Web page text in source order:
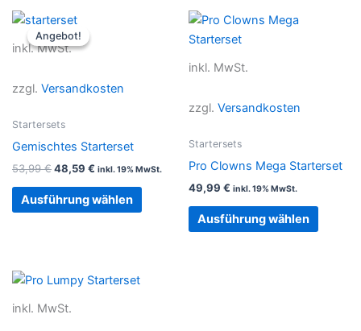
Angebot!
Angebot!
inkl. MwSt.
zzgl. Versandkosten
Startersets
Gemischtes Starterset
53,99€
Ursprünglicher
Preis
war:
48,59 € inkl. 19% MwSt.
Ausführung wählen
können
auf
der
Produktseite
inkl. MwSt.
zzgl. Versandkosten
Startersets
Pro Clowns Mega Starterset
49,99 € inkl. 19% MwSt.
Ausführung wählen
können
der
inkl. MwSt.